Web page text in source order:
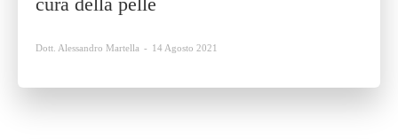
Dott. Alessandro Martella - 14 Agosto 2021